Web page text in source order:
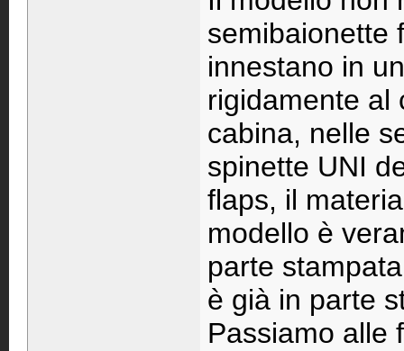
semibaionette
innestano in
rigidamente al
cabina, nelle
spinette UNI
flaps, il
modello è
parte
è già in parte
Passiamo alle